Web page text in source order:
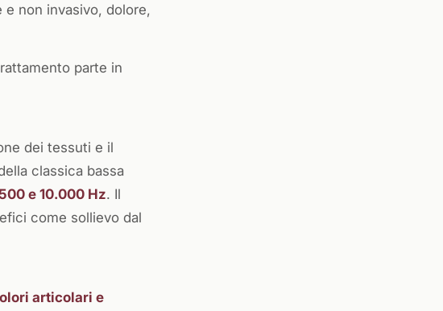
non invasivo, dolore,
parte in
dei tessuti e il
classica bassa
e 10.000 Hz. Il
come sollievo dal
articolari e